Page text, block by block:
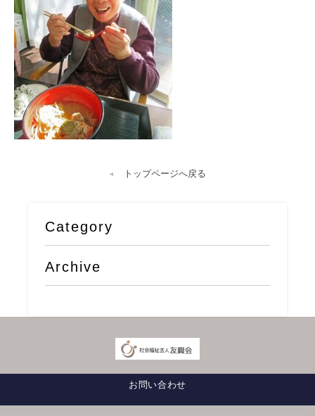
トップページへ戻る
Category
Archive
お問い合わせ